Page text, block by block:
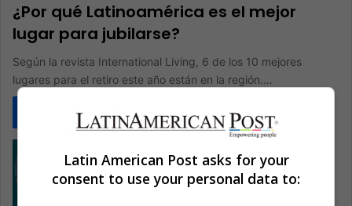
¿Por qué Latinoamérica es el mejor
lugar para jubilarse?
Según la revista International Living, 6 de los 10 mejores
lugares para el retiro este año están en la región.…
Read More »
Latin American Post asks for your
consent to use your personal data to: